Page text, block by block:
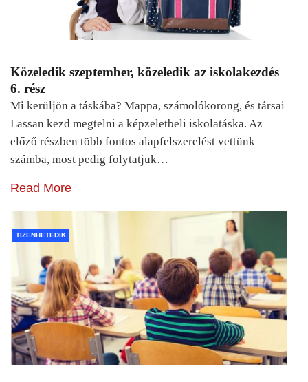
Közeledik szeptember, közeledik az iskolakezdés
6. rész
Mi kerüljön a táskába? Mappa, számolókorong, és társai
Lassan kezd megtelni a képzeletbeli iskolatáska. Az
előző részben több fontos alapfelszerelést vettünk
számba, most pedig folytatjuk…
Read More
TIZENHETEDIK